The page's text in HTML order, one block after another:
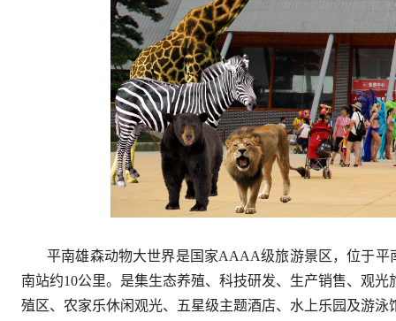
平南雄森动物大世界是国家AAAA级旅游景区，位于平
南站约10公里。是集生态养殖、科技研发、生产销售、观
殖区、农家乐休闲观光、五星级主题酒店、水上乐园及游泳